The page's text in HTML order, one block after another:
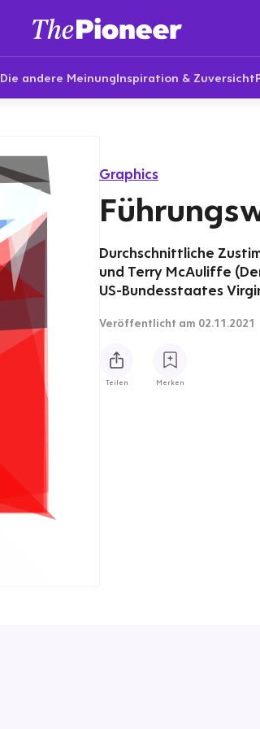
Die andere MeinungInspiration & Zuversicht
Graphics
Durchschnittliche
und Terry McAuliffe
US-Bundesstaates
Veröffentlicht am 02.11.2021
Teilen Merken